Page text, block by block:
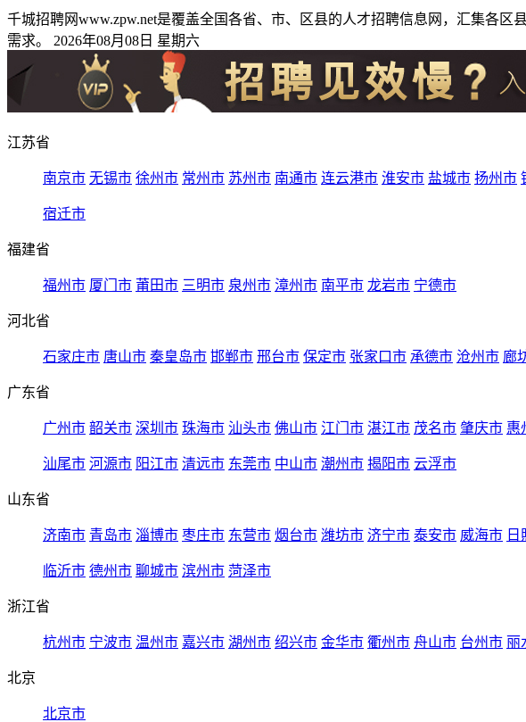
千城招聘网www.zpw.net是覆盖全国各省、市、区县的人才招聘信息网，汇集各
需求。 2026年08月08日 星期六
江苏省
南京市 无锡市 徐州市 常州市 苏州市 南通市 连云港市 淮安市 盐城市 扬州市
宿迁市
福建省
福州市 厦门市 莆田市 三明市 泉州市 漳州市 南平市 龙岩市 宁德市
河北省
石家庄市 唐山市 秦皇岛市 邯郸市 邢台市 保定市 张家口市 承德市 沧州市 廊
广东省
广州市 韶关市 深圳市 珠海市 汕头市 佛山市 江门市 湛江市 茂名市 肇庆市 惠
汕尾市 河源市 阳江市 清远市 东莞市 中山市 潮州市 揭阳市 云浮市
山东省
济南市 青岛市 淄博市 枣庄市 东营市 烟台市 潍坊市 济宁市 泰安市 威海市 日
临沂市 德州市 聊城市 滨州市 菏泽市
浙江省
杭州市 宁波市 温州市 嘉兴市 湖州市 绍兴市 金华市 衢州市 舟山市 台州市 丽
北京
北京市